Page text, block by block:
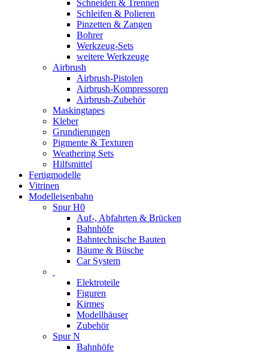
Schneiden & Trennen
Schleifen & Polieren
Pinzetten & Zangen
Bohrer
Werkzeug-Sets
weitere Werkzeuge
Airbrush
Airbrush-Pistolen
Airbrush-Kompressoren
Airbrush-Zubehör
Maskingtapes
Kleber
Grundierungen
Pigmente & Texturen
Weathering Sets
Hilfsmittel
Fertigmodelle
Vitrinen
Modelleisenbahn
Spur H0
Auf-, Abfahrten & Brücken
Bahnhöfe
Bahntechnische Bauten
Bäume & Büsche
Car System
Elektroteile
Figuren
Kirmes
Modellhäuser
Zubehör
Spur N
Bahnhöfe